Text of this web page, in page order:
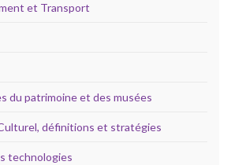
et Transport
du patrimoine et des musées
définitions et stratégies
technologies